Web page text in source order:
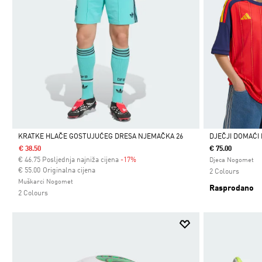
Da
KRATKE HLAČE GOSTUJUĆEG DRESA NJEMAČKA 26
€ 38.50
€ 46.75 Posljednja najniža cijena -17%
Originalna cijena
Cijena umanjena od
€ 55.00za
Muškarci Nogomet
2 Colours
Da
DJEČJI DOMAĆI
€ 75.00
Djeca Nogomet
2 Colours
Rasprodano